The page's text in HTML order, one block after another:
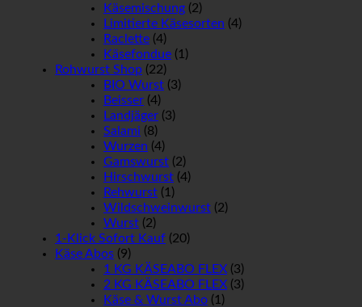
Käsemischung (2)
Limitierte Käsesorten (4)
Raclette (4)
Käsefondue (1)
Rohwurst Shop (22)
BIO Wurst (3)
Beisser (4)
Landjäger (3)
Salami (8)
Wurzen (4)
Gamswurst (2)
Hirschwurst (4)
Rehwurst (1)
Wildschweinwurst (2)
Wurst (2)
1-Klick Sofort Kauf (20)
Käse Abos (9)
1 KG KÄSEABO FLEX (3)
2 KG KÄSEABO FLEX (3)
Käse & Wurst Abo (1)